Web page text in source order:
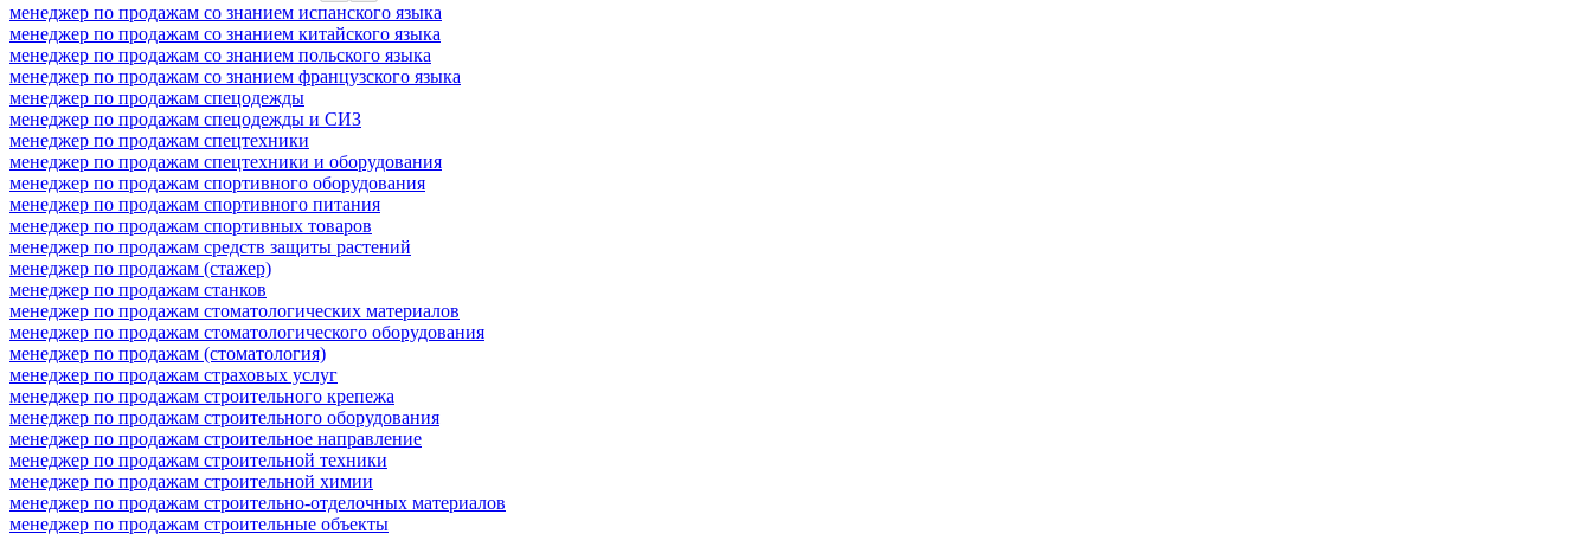
менеджер по продажам со знанием испанского языка
менеджер по продажам со знанием китайского языка
менеджер по продажам со знанием польского языка
менеджер по продажам со знанием французского языка
менеджер по продажам спецодежды
менеджер по продажам спецодежды и СИЗ
менеджер по продажам спецтехники
менеджер по продажам спецтехники и оборудования
менеджер по продажам спортивного оборудования
менеджер по продажам спортивного питания
менеджер по продажам спортивных товаров
менеджер по продажам средств защиты растений
менеджер по продажам (стажер)
менеджер по продажам станков
менеджер по продажам стоматологических материалов
менеджер по продажам стоматологического оборудования
менеджер по продажам (стоматология)
менеджер по продажам страховых услуг
менеджер по продажам строительного крепежа
менеджер по продажам строительного оборудования
менеджер по продажам строительное направление
менеджер по продажам строительной техники
менеджер по продажам строительной химии
менеджер по продажам строительно-отделочных материалов
менеджер по продажам строительные объекты